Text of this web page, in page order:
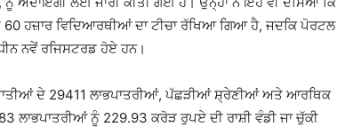
ਹਜ਼ਾਰ ਵਿਦਿਆਰਥੀਆਂ ਦਾ ਟੀਚਾ ਰੱਖਿਆ ਗਿਆ ਹੈ, ਜਦਕਿ ਪੋਰਟਲ
ਨਵੇਂ ਰਜਿਸਟਰਡ ਹੋਏ ਹਨ।
ਦੇ 29411 ਲਾਭਪਾਤਰੀਆਂ, ਪੱਛੜੀਆਂ ਸ਼੍ਰੇਣੀਆਂ ਅਤੇ ਆਰਥਿਕ
ਨੂੰ 229.93 ਕਰੋੜ ਰੁਪਏ ਦੀ ਰਾਸ਼ੀ ਵੰਡੀ ਜਾ ਚੁੱਕੀ